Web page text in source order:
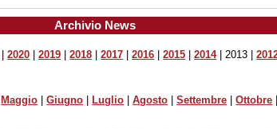
Archivio News
|2020 |2019 |2018 |2017 |2016 |2015 |2014| 2013 |
Maggio |Giugno Luglio |Agosto |Settembre |Ottobre